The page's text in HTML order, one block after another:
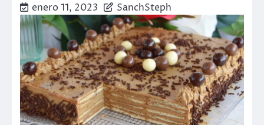
enero 11, 2023 SanchSteph